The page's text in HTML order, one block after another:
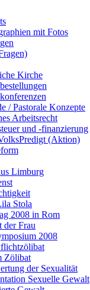
mit Fotos
Kirche
/ Pastorale Konzepte
Arbeitsrecht
und -finanzierung
(Aktion)
Limburg
Stola
2008 in Rom
der Frau
2008
Zölibat
der Sexualität
Sexuelle Gewalt